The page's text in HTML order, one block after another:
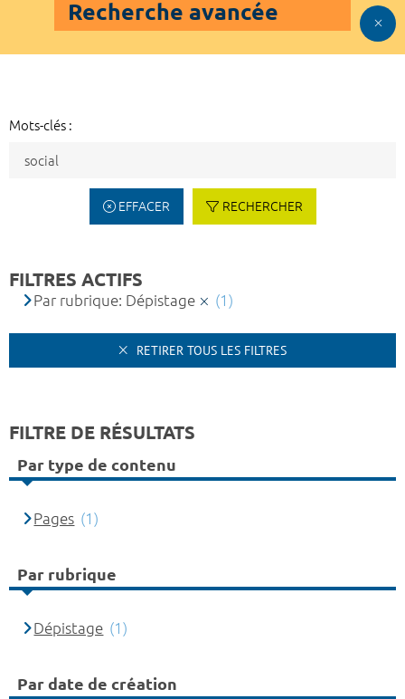
Recherche avancée
Mots-clés :
EFFACER RECHERCHER
FILTRES ACTIFS
Par rubrique: Dépistage (1)
RETIRER TOUS LES FILTRES
FILTRE DE RÉSULTATS
Par type de contenu
Pages (1)
Par rubrique
Dépistage (1)
Par date de création